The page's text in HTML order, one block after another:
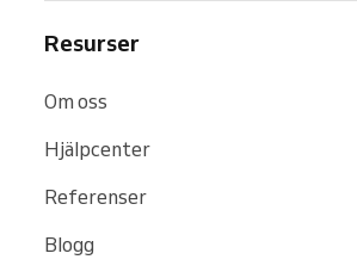
Resurser
Om oss
Hjälpcenter
Referenser
Blogg